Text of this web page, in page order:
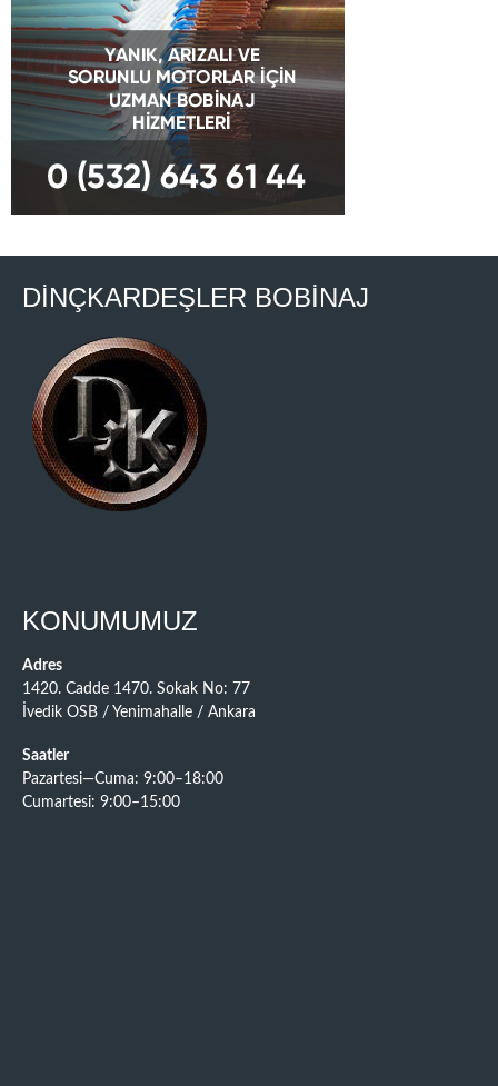
DİNÇKARDEŞLER BOBİNAJ
KONUMUMUZ
Adres
1420. Cadde 1470. Sokak No: 77
İvedik OSB / Yenimahalle / Ankara
Saatler
Pazartesi—Cuma: 9:00–18:00
Cumartesi: 9:00–15:00